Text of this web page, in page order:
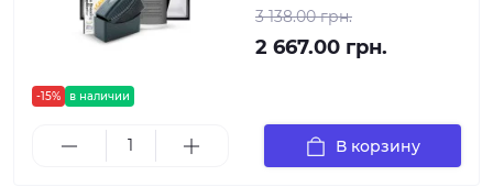
-15% в наличии
3 138.00 грн.
2 667.00 грн.
В корзину